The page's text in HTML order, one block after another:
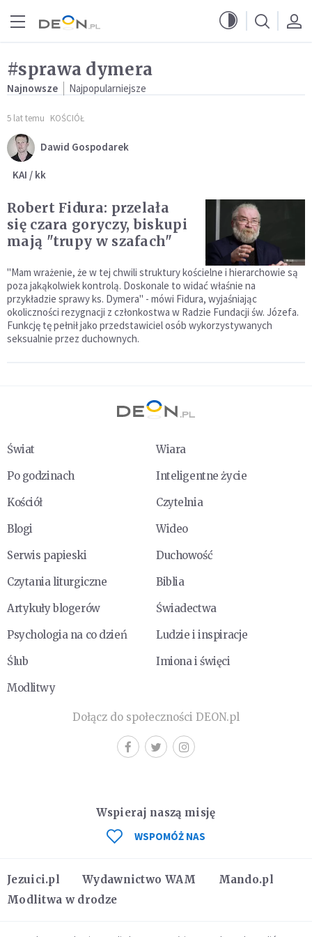
#sprawa dymera
Najnowsze Najpopularniejsze
5 lat temu KOŚCIÓŁ
Dawid Gospodarek
KAI / kk
Robert Fidura: przelała
się czara goryczy, biskupi
mają "trupy w szafach"
"Mam wrażenie, że w tej chwili struktury kościelne i hierarchowie są
poza jakąkolwiek kontrolą. Doskonale to widać właśnie na
przykładzie sprawy ks. Dymera" - mówi Fidura, wyjaśniając
okoliczności rezygnacji z członkostwa w Radzie Fundacji św. Józefa.
Funkcję tę pełnił jako przedstawiciel osób wykorzystywanych
seksualnie przez duchownych.
Świat
Wiara
Po godzinach
Inteligentne życie
Kościół
Czytelnia
Blogi
Wideo
Serwis papieski
Duchowość
Czytania liturgiczne
Biblia
Artykuły blogerów
Świadectwa
Psychologia na co dzień
Ludzie i inspiracje
Ślub
Imiona i święci
Modlitwy
Dołącz do społeczności DEON.pl
Jezuici.pl Wydawnictwo WAM
Mando.pl
Modlitwa w drodze
Wspieraj naszą misję
WSPOMÓŻ NAS